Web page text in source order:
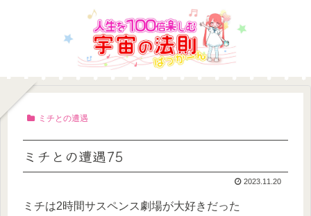
ミチとの遭遇
ミチとの遭遇75
2023.11.20
ミチは2時間サスペンス劇場が大好きだった